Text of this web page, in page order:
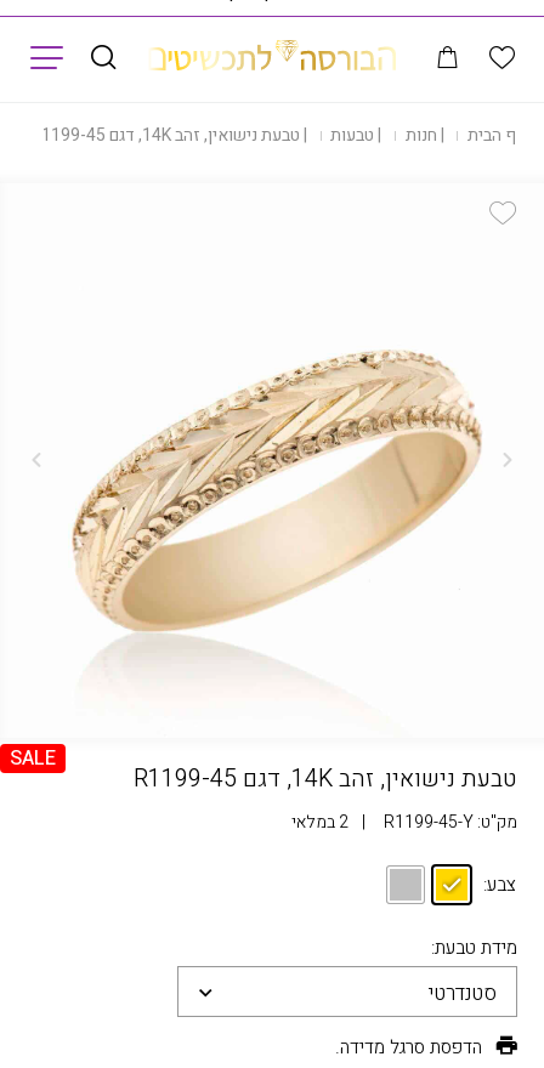
דף הבית |חנות |טבעות |טבעת נישואין, זהב 14K, דגם R1199-45
SALE
טבעת נישואין, זהב 14K, דגם R1199-45
מק"ט:R1199-45-Y
| 2 במלאי
צבע:
מידת טבעת:
סטנדרטי
הדפסת סרגל מדידה.